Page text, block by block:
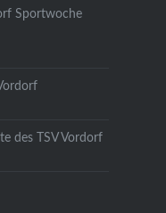
Sportwoche
des TSV Vordorf